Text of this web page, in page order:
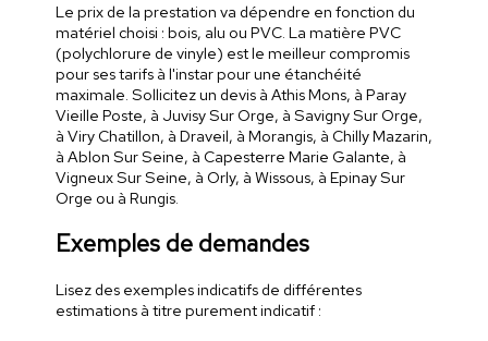
Le prix de la prestation va dépendre en fonction du
matériel choisi : bois, alu ou PVC. La matière PVC
(polychlorure de vinyle) est le meilleur compromis
pour ses tarifs à l'instar pour une étanchéité
maximale. Sollicitez un devis à Athis Mons, à Paray
Vieille Poste, à Juvisy Sur Orge, à Savigny Sur Orge,
à Viry Chatillon, à Draveil, à Morangis, à Chilly Mazarin,
à Ablon Sur Seine, à Capesterre Marie Galante, à
Vigneux Sur Seine, à Orly, à Wissous, à Epinay Sur
Orge ou à Rungis.
Exemples de demandes
Lisez des exemples indicatifs de différentes
estimations à titre purement indicatif :